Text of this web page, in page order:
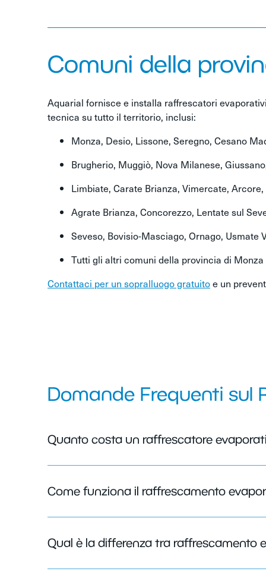
Comuni della
Aquarial fornisce e installa raffrescatori
tecnica su tutto il territorio, inclusi:
Monza, Desio, Lissone, Seregno, Cesano
Brugherio, Muggiò, Nova Milanese,
Limbiate, Carate Brianza, Vimercate,
Agrate Brianza, Concorezzo, Lentate sul
Seveso, Bovisio-Masciago, Ornago, Usmate
Tutti gli altri comuni della provincia di Monza
Contattaci per un sopralluogo gratuitoe un
Domande Frequenti sul
Quanto costa un raffrescatore
Come funziona il raffrescamento
Qual è la differenza tra raffrescamento